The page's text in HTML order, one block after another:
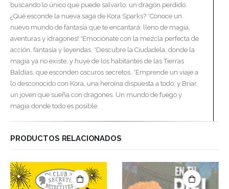
buscando lo único que puede salvarlo: un dragón perdido.
¿Qué esconde la nueva saga de Kora Sparks? *Conoce un
nuevo mundo de fantasía que te encantará: lleno de magia,
aventuras y ¡dragones! *Emociónate con la mezcla perfecta de
acción, fantasía y leyendas. *Descubre la Ciudadela, donde la
magia ya no existe; y huye de los habitantes de las Tierras
Baldías, que esconden oscuros secretos. *Emprende un viaje a
lo desconocido con Kora, una heroína dispuesta a todo; y Briar,
un joven que sueña con dragones. Un mundo de fuego y
magia donde todo es posible.
PRODUCTOS RELACIONADOS